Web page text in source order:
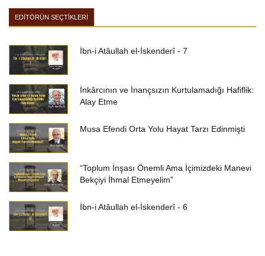
EDİTÖRÜN SEÇTİKLERİ
İbn-i Atâullah el-İskenderî - 7
İnkârcının ve İnançsızın Kurtulamadığı Hafiflik:
Alay Etme
Musa Efendi Orta Yolu Hayat Tarzı Edinmişti
“Toplum İnşası Önemli Ama İçimizdeki Manevi
Bekçiyi İhmal Etmeyelim”
İbn-i Atâullah el-İskenderî - 6